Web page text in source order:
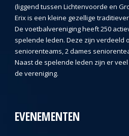
(liggend tussen Lichtenvoorde en
Erix is een kleine gezellige
De voetbalvereniging heeft 250
spelende leden. Deze zijn verdeeld
seniorenteams, 2 dames
Naast de spelende leden zijn er
de vereniging.
EVENEMENTEN